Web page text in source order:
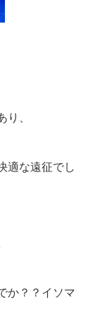
り、
適な遠征でし
か？？イソマ